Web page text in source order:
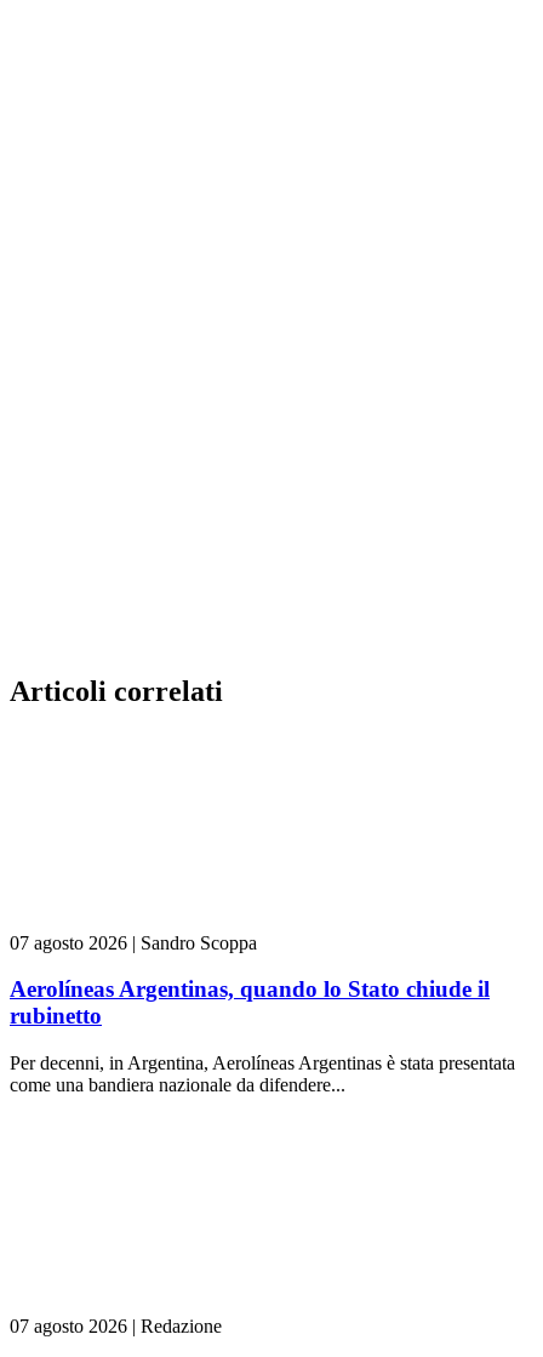
Articoli correlati
07 agosto 2026 | Sandro Scoppa
Aerolíneas Argentinas, quando lo Stato chiude il
rubinetto
Per decenni, in Argentina, Aerolíneas Argentinas è stata presentata
come una bandiera nazionale da difendere...
07 agosto 2026 | Redazione